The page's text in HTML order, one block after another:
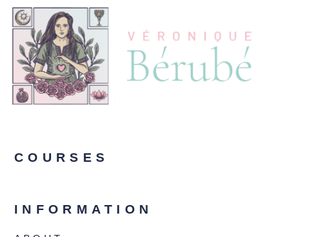
COURSES
INFORMATION